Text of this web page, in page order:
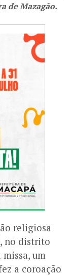
de Mazagão.
religiosa
no distrito
um
a coroação